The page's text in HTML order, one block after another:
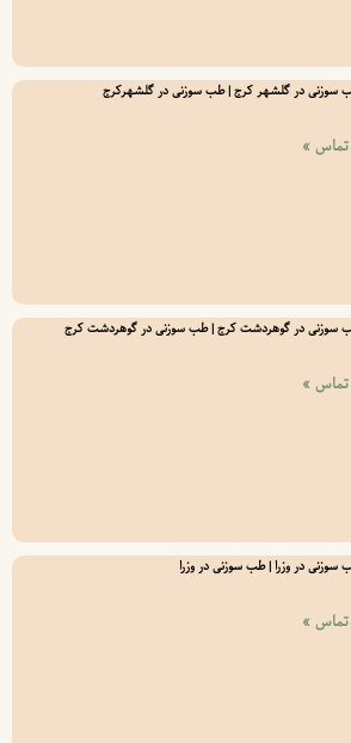
سوزنی در گلشهر کرج | طب سوزنی در گلشهرکرج
تماس »
سوزنی در گوهردشت کرج | طب سوزنی در گوهردشت کرج
تماس »
در وزرا | طب سوزنی در وزرا
تماس »